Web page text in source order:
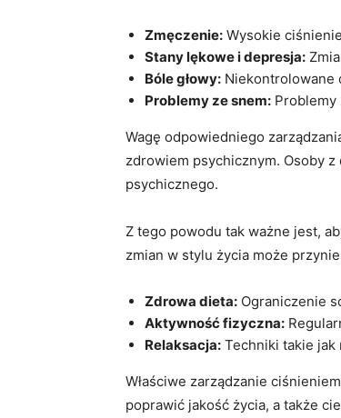
Zmęczenie: Wysokie
Stany lękowe‌ i depresja:
Bóle głowy: Niekontrolowane
Problemy ze snem: Problemy
Wagę ​odpowiedniego
zdrowiem psychicznym. Osoby
psychicznego.
Z tego powodu tak⁣ ważne jest,
zmian w stylu życia może
Zdrowa ⁤dieta: Ograniczenie
Aktywność fizyczna:
Relaksacja: Techniki takie jak
Właściwe zarządzanie
poprawić jakość życia, a także